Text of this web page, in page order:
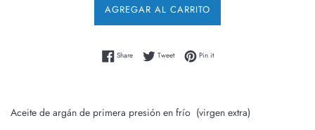
AGREGAR AL CARRITO
ShareShare on Facebook
TweetTweet on Twitter
Pin itPin on Pinterest
Aceite de argán de primera presión en frío (virgen extra)